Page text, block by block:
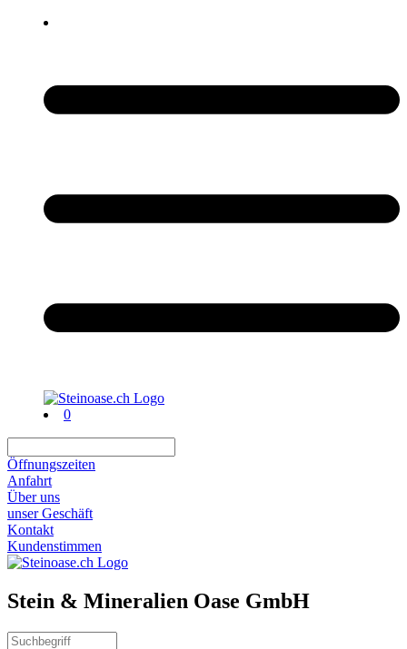
0
Öffnungszeiten
Anfahrt
Über uns
unser Geschäft
Kontakt
Kundenstimmen
Stein & Mineralien Oase GmbH